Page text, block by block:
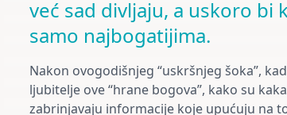
već sad divljaju, a uskoro bi
samo najbogatijima.
Nakon ovogodišnjeg “uskršnjeg šoka”,
ljubitelje ove “hrane bogova”, kako su
zabrinjavaju informacije koje upućuju na